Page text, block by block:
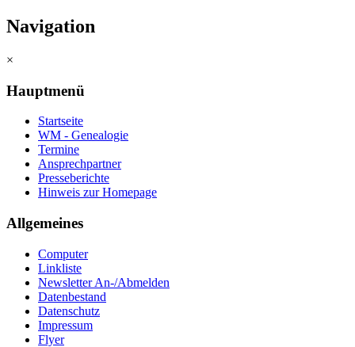
Navigation
×
Hauptmenü
Startseite
WM - Genealogie
Termine
Ansprechpartner
Presseberichte
Hinweis zur Homepage
Allgemeines
Computer
Linkliste
Newsletter An-/Abmelden
Datenbestand
Datenschutz
Impressum
Flyer